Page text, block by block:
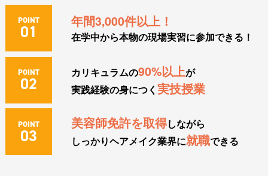
POINT
01
年間3,000件以上！
在学中から本物の現場実習に参加できる！
POINT
02
カリキュラムの90%以上が
実践経験の身につく 実技授業
POINT
03
美容師免許を取得しながら
しっかりヘアメイク業界に就職できる